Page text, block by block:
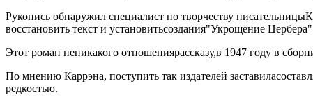
Рукопись обнаружил специалист по творчеству писательницы
восстановить текст и установитьсоздания"Укрощение
Этот роман неникакого отношениярассказу,в 1947 году в
По мнению Каррэна, поступить так издателей заставила
редкостью.